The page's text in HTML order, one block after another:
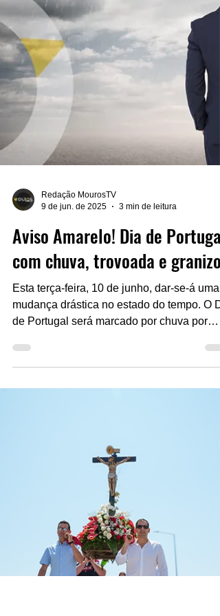
Esta terça-feira, 10 de junho, dar-se-á uma
mudança drástica no estado do tempo. O
de Portugal será marcado por chuva por